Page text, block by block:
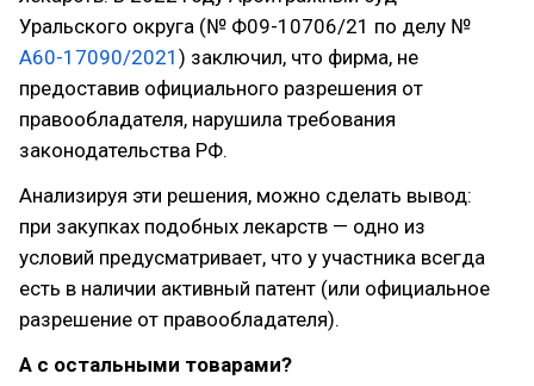
Уральского округа (№ Ф09-10706/21 по делу №
А60-17090/2021 ) заключил, что фирма, не
предоставив официального разрешения от
правообладателя, нарушила требования
законодательства РФ.
Анализируя эти решения, можно сделать вывод:
при закупках подобных лекарств — одно из
условий предусматривает, что у участника всегда
есть в наличии активный патент (или официальное
разрешение от правообладателя).
А с остальными товарами?